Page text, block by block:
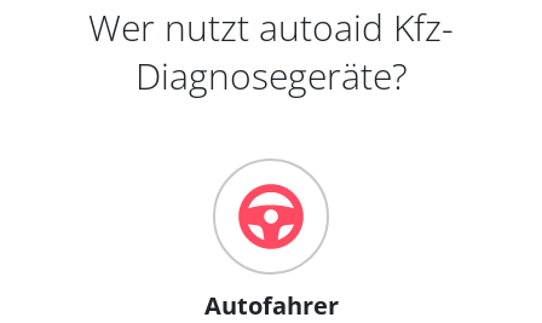
Wer nutzt autoaid Kfz-
Diagnosegeräte?
Autofahrer